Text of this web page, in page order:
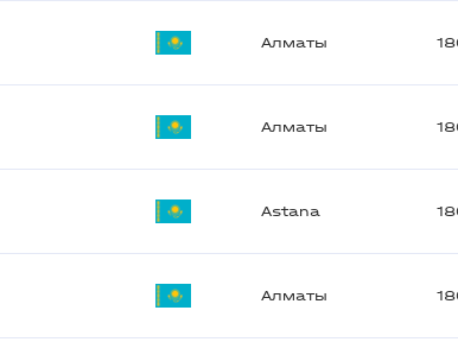
Алматы
Алматы
Astana
Алматы